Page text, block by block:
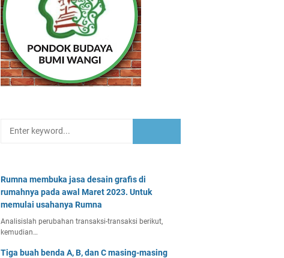
Rumna membuka jasa desain grafis di
rumahnya pada awal Maret 2023. Untuk
memulai usahanya Rumna
Analisislah perubahan transaksi-transaksi berikut,
kemudian…
Tiga buah benda A, B, dan C masing-masing